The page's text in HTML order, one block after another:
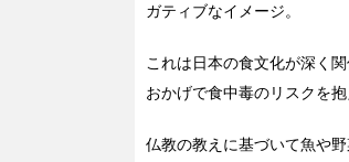
ガティブなイメージ。
これは日本の食文化が深く
おかげで食中毒のリスクを
仏教の教えに基づいて魚や